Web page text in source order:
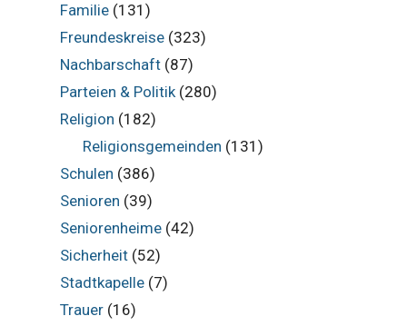
Familie(131)
Freundeskreise(323)
Nachbarschaft(87)
Parteien & Politik(280)
Religion (182)
Religionsgemeinden (131)
Schulen (386)
Senioren (39)
Seniorenheime(42)
Sicherheit(52)
Stadtkapelle(7)
Trauer(16)